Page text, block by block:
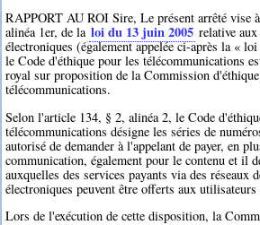
RAPPORT AU ROI Sire, Le présent arrêté vise
alinéa 1er, de la loi du 13 juin 2005 relative
électroniques (également appelée ci-après la «
le Code d'éthique pour les télécommunications
royal sur proposition de la Commission
télécommunications.
Selon l'article 134, § 2, alinéa 2, le Code
télécommunications désigne les séries de
autorisé de demander à l'appelant de payer, en
communication, également pour le contenu et il
auxquelles des services payants via des réseaux
électroniques peuvent être offerts aux
Lors de l'exécution de cette disposition, la